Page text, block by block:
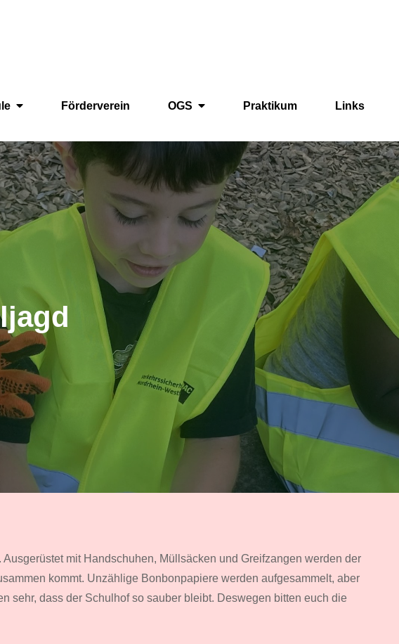
Förderverein OGS Praktikum Links
mit Handschuhen, Müllsäcken und Greifzangen werden der
kommt. Unzählige Bonbonpapiere werden aufgesammelt, aber
sehr, dass der Schulhof so sauber bleibt. Deswegen bitten euch die